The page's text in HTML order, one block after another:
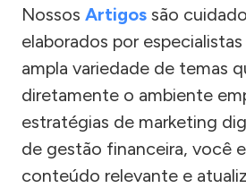
Nossos Artigos são
elaborados por
ampla variedade de temas
diretamente o ambiente
estratégias de marketing
de gestão financeira, você
conteúdo relevante e